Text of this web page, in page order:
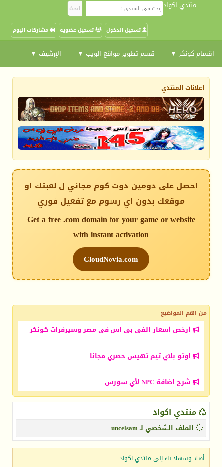
منتدي اكواد
مشاركات اليوم تسجيل عضوية تسجيل الدخول
اقسام كونكر ▼ قسم تطوير مواقع الويب ▼ الإرشيف ▼
اعلانات المنتدي
احصل على دومين دوت كوم مجاني ل لعبتك او
موقعك بدون اي رسوم مع تفعيل فوري
Get a free .com domain for your game or website
with instant activation
CloudNovia.com
من اهم المواضيع
أرخص أسعار الفى بى اس فى مصر وسيرفرات كونكر
اوتو بلاي تيم تهيس حصري مجانا
شرح اضافة NPC لأي سورس
منتدي اكواد
الملف الشخصي لـ uncelsam
أهلا وسهلا بك إلى منتدي اكواد.